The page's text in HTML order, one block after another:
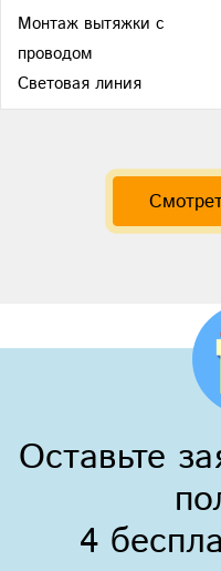
Монтаж вытяжки с
проводом
Световая линия
Оставьте
4